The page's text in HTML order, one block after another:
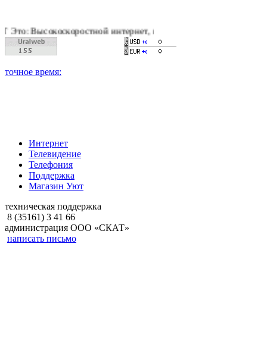
интернет, качественное цифровое и кабельное
Интернет
Телевидение
Телефония
Поддержка
Магазин Уют
техническая поддержка
8 (35161) 3 41 66
администрация ООО «СКАТ»
написать письмо